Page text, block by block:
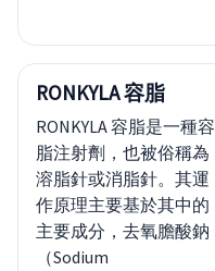
RONKYLA 容脂
RONKYLA 容脂是一種容
脂注射劑，也被俗稱為
溶脂針或消脂針。其運
作原理主要基於其中的
主要成分，去氧膽酸鈉
（Sodium